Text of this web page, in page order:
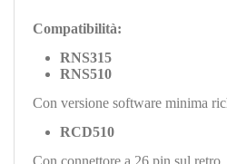
Compatibilità:
RNS315
RNS510
Con versione software minima
RCD510
Con connettore a 26 pin sul retro